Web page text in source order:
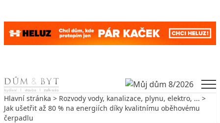
Skip to content
Hlavní stránka > Rozvody vody, kanalizace, plynu, elektro, ... >
Jak ušetřit až 80 % na energiích díky kvalitnímu oběhovému
čerpadlu